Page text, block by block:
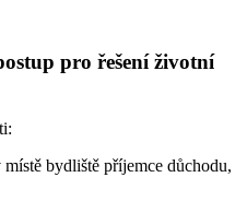
pro řešení životní
bydliště příjemce důchodu,